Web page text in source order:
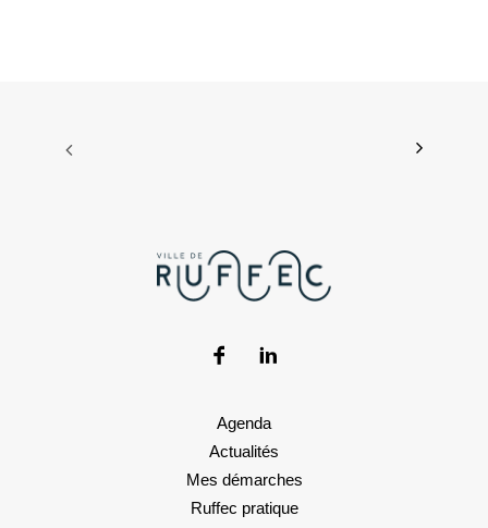
Agenda
Actualités
Mes démarches
Ruffec pratique